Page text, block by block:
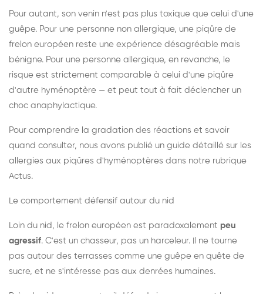
Pour autant, son venin n'est pas plus toxique que celui d'une
guêpe. Pour une personne non allergique, une piqûre de
frelon européen reste une expérience désagréable mais
bénigne. Pour une personne allergique, en revanche, le
risque est strictement comparable à celui d'une piqûre
d'autre hyménoptère — et peut tout à fait déclencher un
choc anaphylactique.
Pour comprendre la gradation des réactions et savoir
quand consulter, nous avons publié un guide détaillé sur les
allergies aux piqûres d'hyménoptères dans notre rubrique
Actus.
Le comportement défensif autour du nid
Loin du nid, le frelon européen est paradoxalement peu
agressif. C'est un chasseur, pas un harceleur. Il ne tourne
pas autour des terrasses comme une guêpe en quête de
sucre, et ne s'intéresse pas aux denrées humaines.